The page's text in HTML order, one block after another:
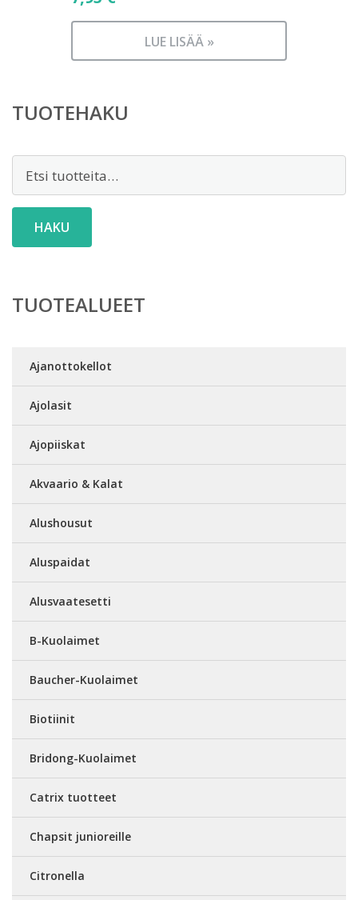
LUE LISÄÄ »
TUOTEHAKU
HAKU
TUOTEALUEET
Ajanottokellot
Ajolasit
Ajopiiskat
Akvaario & Kalat
Alushousut
Aluspaidat
Alusvaatesetti
B-Kuolaimet
Baucher-Kuolaimet
Biotiinit
Bridong-Kuolaimet
Catrix tuotteet
Chapsit junioreille
Citronella